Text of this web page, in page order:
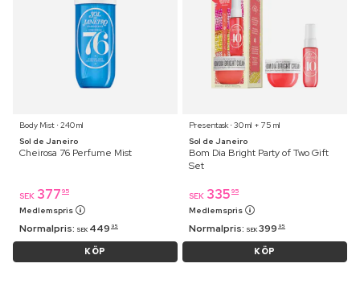
Body Mist ⋅ 240 ml
Sol de Janeiro
Cheirosa 76 Perfume Mist
SEK 377 95
Medlemspris
Normalpris: SEK 449 95
KÖP
Presentask ⋅ 30 ml + 75 ml
Sol de Janeiro
Bom Dia Bright Party of Two Gift
Set
SEK 335 95
Medlemspris
Normalpris: SEK 399 95
KÖP